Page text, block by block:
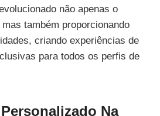
não apenas o
também proporcionando
criando experiências de
para todos os perfis de
Na